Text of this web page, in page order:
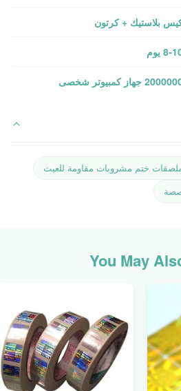
بلاستيك + كرتون
10 يوم
جهاز كمبيوتر شخصى
ختم مشروبات مقاومة للعبث
You May